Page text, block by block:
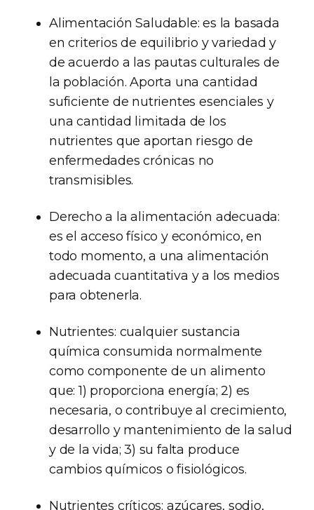
Alimentación Saludable: es la basada
en criterios de equilibrio y variedad y
de acuerdo a las pautas culturales de
la población. Aporta una cantidad
suficiente de nutrientes esenciales y
una cantidad limitada de los
nutrientes que aportan riesgo de
enfermedades crónicas no
transmisibles.
Derecho a la alimentación adecuada:
es el acceso físico y económico, en
todo momento, a una alimentación
adecuada cuantitativa y a los medios
para obtenerla.
Nutrientes: cualquier sustancia
química consumida normalmente
como componente de un alimento
que: 1) proporciona energía; 2) es
necesaria, o contribuye al crecimiento,
desarrollo y mantenimiento de la salud
y de la vida; 3) su falta produce
cambios químicos o fisiológicos.
Nutrientes críticos: azúcares, sodio,